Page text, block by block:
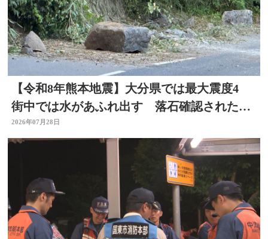
【令和8年熊本地震】大分県では最大震度4
街中では水があふれ出す 落石確認されたと
ころも
2026年07月28日